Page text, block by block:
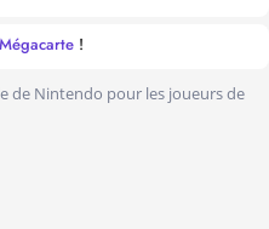
!
de Nintendo pour les joueurs de